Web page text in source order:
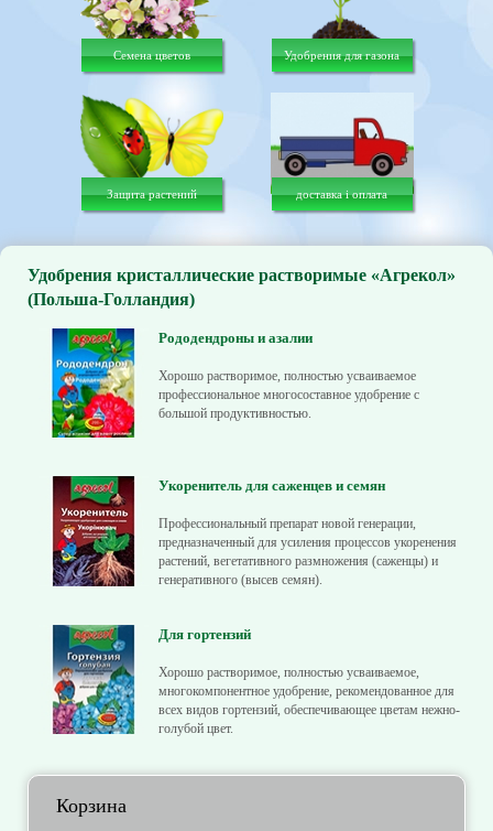
Семена цветов Удобрения для газона
Защита растений доставка і оплата
Удобрения кристаллические растворимые «Агрекол»
(Польша-Голландия)
Рододендроны и азалии
Хорошо растворимое, полностью усваиваемое
профессиональное многосоставное удобрение с
большой продуктивностью.
Укоренитель для саженцев и семян
Профессиональный препарат новой генерации,
предназначенный для усиления процессов укоренения
растений, вегетативного размножения (саженцы) и
генеративного (высев семян).
Для гортензий
Хорошо растворимое, полностью усваиваемое,
многокомпонентное удобрение, рекомендованное для
всех видов гортензий, обеспечивающее цветам нежно-
голубой цвет.
Корзина